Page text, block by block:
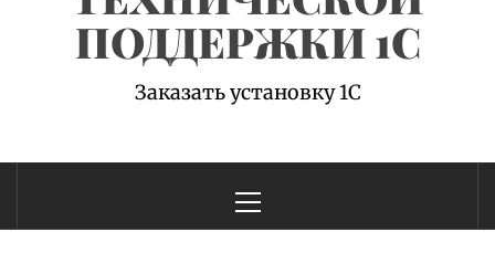
ПОДДЕРЖКИ 1С
Заказать установку 1С
Menu